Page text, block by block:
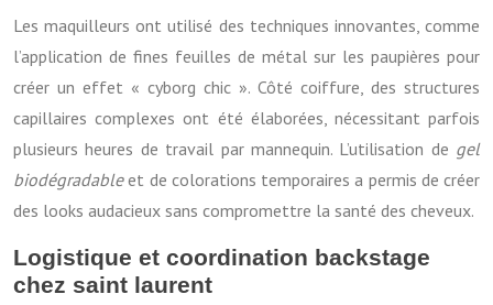
Les maquilleurs ont utilisé des techniques innovantes, comme
l’application de fines feuilles de métal sur les paupières pour
créer un effet « cyborg chic ». Côté coiffure, des structures
capillaires complexes ont été élaborées, nécessitant parfois
plusieurs heures de travail par mannequin. L’utilisation de gel
biodégradableet de colorations temporaires a permis de créer
des looks audacieux sans compromettre la santé des cheveux.
Logistique et coordination backstage
chez saint laurent